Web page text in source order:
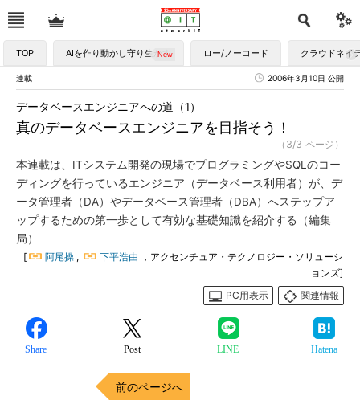
TOP AIを作り動かし守り生かす ロー/ノーコード クラウドネイ
連載 2006年3月10日 公開
真のデータベースエンジニアを目指そう！
データベースエンジニアへの道（1）
（3/3 ページ）
本連載は、ITシステム開発の現場でプログラミングやSQLのコー
ディングを行っているエンジニア（データベース利用者）が、デ
ータ管理者（DA）やデータベース管理者（DBA）へステップア
ップするための第一歩として有効な基礎知識を紹介する（編集
局）
[ 阿尾操 , 下平浩由 ，アクセンチュア・テクノロジー・ソリューシ
ョンズ]
PC用表示
関連情報
Share Post LINE Hatena
前のページへ